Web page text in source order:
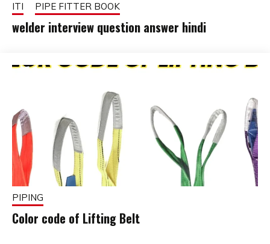
ITI PIPE FITTER BOOK
welder interview question answer hindi
24,
PIPING
Color code of Lifting Belt